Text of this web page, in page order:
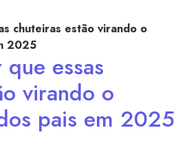
essas
virando o
pais em 2025